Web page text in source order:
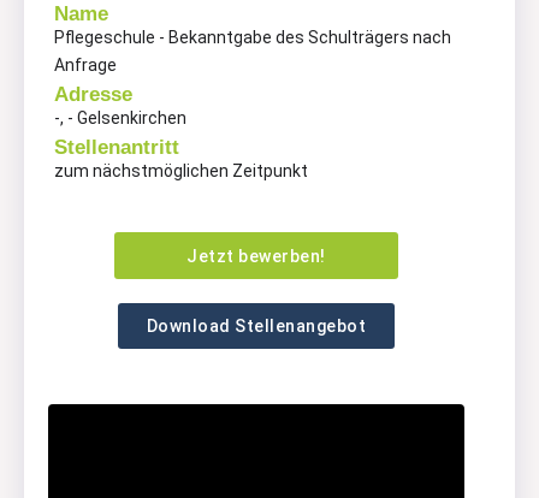
Name
Pflegeschule - Bekanntgabe des Schulträgers nach
Anfrage
Adresse
-, - Gelsenkirchen
Stellenantritt
zum nächstmöglichen Zeitpunkt
Jetzt bewerben!
Download Stellenangebot